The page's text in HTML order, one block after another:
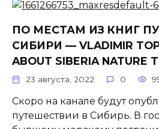
ПО МЕСТАМ ИЗ КНИГ
СИБИРИ — VLADIMIR
ABOUT SIBERIA NATURE
23 августа, 2022 0
Скоро на канале будут
путешествии в Сибирь. В